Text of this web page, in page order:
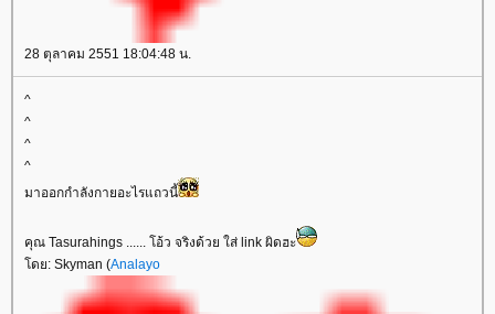
28 ตุลาคม 2551 18:04:48 น.
^
^
^
^
มาออกกำลังกายอะไรแถวนี้
คุณ Tasurahings ...... โอ้ว จริงด้วย ใส่ link ผิดฮะ
ดย: Skyman (Analayo